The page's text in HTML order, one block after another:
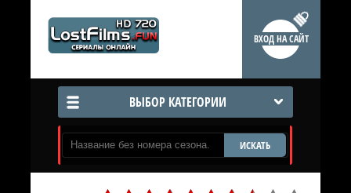
ВХОД НА САЙТ
ВЫБОР КАТЕГОРИИ
ИСКАТЬ